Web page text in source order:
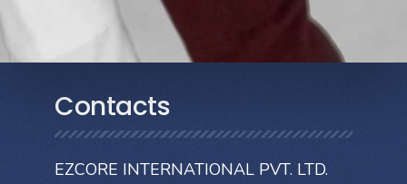
Contacts
EZCORE INTERNATIONAL PVT. LTD.